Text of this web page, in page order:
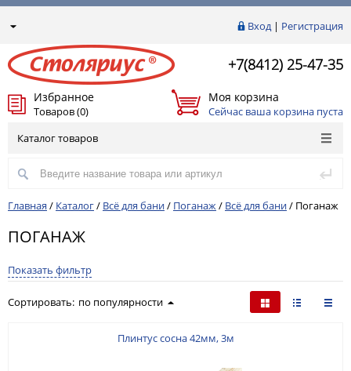
Вход| Регистрация
+7(8412) 25-47-35
Избранное
Товаров (0)
Моя корзина
Сейчас ваша корзина пуста
Каталог товаров
Главная / Каталог/ Всё для бани/ Поганаж/ Всё для бани/ Поганаж
ПОГАНАЖ
Показать фильтр
Сортировать: по популярности
Плинтус сосна 42мм, 3м